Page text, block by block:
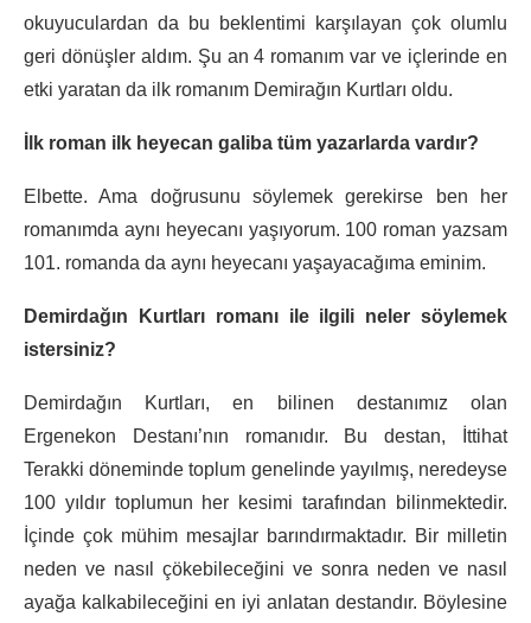
okuyuculardan da bu beklentimi karşılayan çok olumlu
geri dönüşler aldım. Şu an 4 romanım var ve içlerinde en
etki yaratan da ilk romanım Demirağın Kurtları oldu.
İlk roman ilk heyecan galiba tüm yazarlarda vardır?
Elbette. Ama doğrusunu söylemek gerekirse ben her
romanımda aynı heyecanı yaşıyorum. 100 roman yazsam
101. romanda da aynı heyecanı yaşayacağıma eminim.
Demirdağın Kurtları romanı ile ilgili neler söylemek
istersiniz?
Demirdağın Kurtları, en bilinen destanımız olan
Ergenekon Destanı’nın romanıdır. Bu destan, İttihat
Terakki döneminde toplum genelinde yayılmış, neredeyse
100 yıldır toplumun her kesimi tarafından bilinmektedir.
İçinde çok mühim mesajlar barındırmaktadır. Bir milletin
neden ve nasıl çökebileceğini ve sonra neden ve nasıl
ayağa kalkabileceğini en iyi anlatan destandır. Böylesine